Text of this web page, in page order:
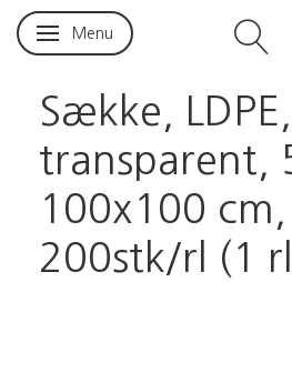
Skifte navigation
Menu
Sække, LDPE,
transparent,
100x100 cm,
200stk/rl (1